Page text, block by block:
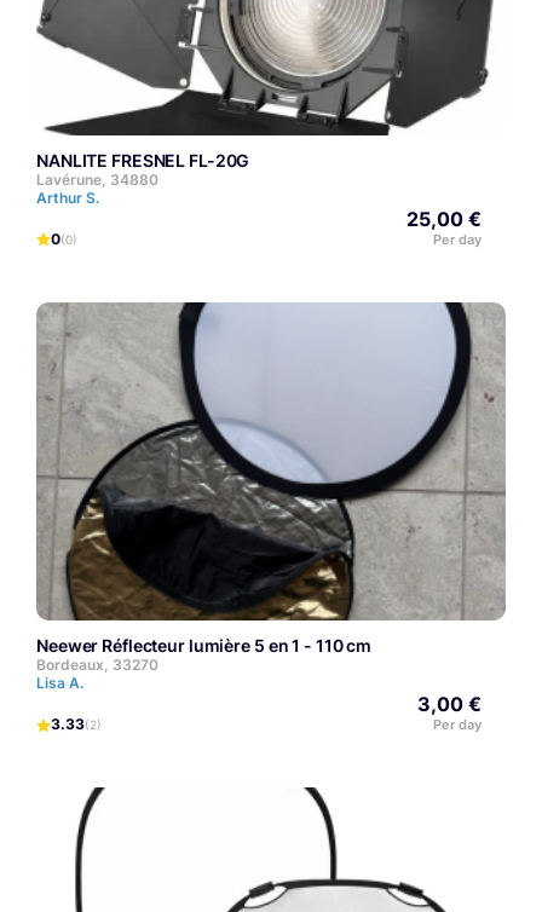
NANLITE FRESNEL FL-20G
Lavérune, 34880
Arthur S.
0(0)
25,00 €
Per day
Neewer Réflecteur lumière 5 en 1 - 110 cm
Bordeaux, 33270
Lisa A.
3.33(2)
3,00 €
Per day